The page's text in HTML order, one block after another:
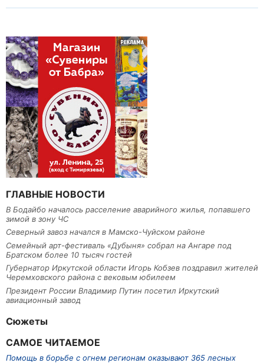
ГЛАВНЫЕ НОВОСТИ
В Бодайбо началось расселение аварийного жилья, попавшего
зимой в зону ЧС
Северный завоз начался в Мамско-Чуйском районе
Семейный арт-фестиваль «Дубыня» собрал на Ангаре под
Братском более 10 тысяч гостей
Губернатор Иркутской области Игорь Кобзев поздравил жителей
Черемховского района с вековым юбилеем
Президент России Владимир Путин посетил Иркутский
авиационный завод
Сюжеты
САМОЕ ЧИТАЕМОЕ
Помощь в борьбе с огнем регионам оказывают 365 лесных